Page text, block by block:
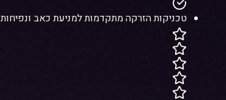
טכניקות הזרקה מתקדמות למניעת כאב ונפיחות